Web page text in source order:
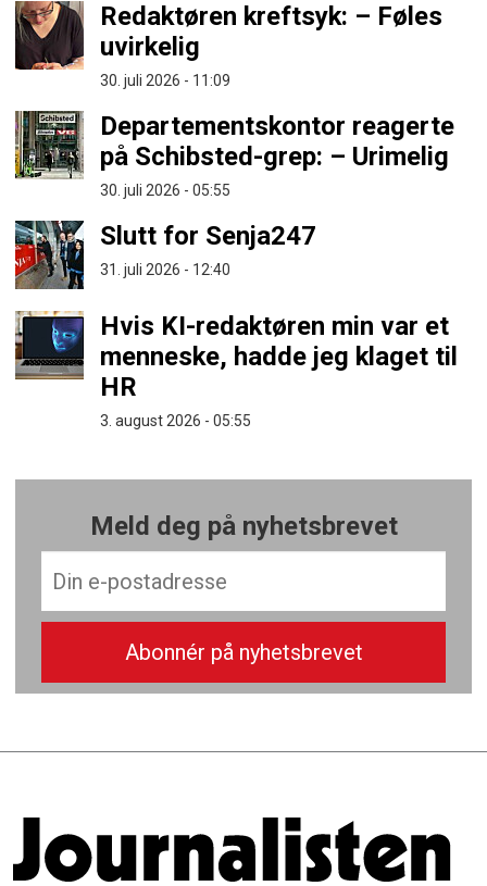
Redaktøren kreftsyk: – Føles
uvirkelig
30. juli 2026 - 11:09
Departementskontor reagerte
på Schibsted-grep: – Urimelig
30. juli 2026 - 05:55
Slutt for Senja247
31. juli 2026 - 12:40
Hvis KI-redaktøren min var et
menneske, hadde jeg klaget til
HR
3. august 2026 - 05:55
Meld deg på nyhetsbrevet